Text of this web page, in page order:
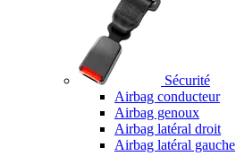
Sécurité
Airbag conducteur
Airbag genoux
Airbag latéral droit
Airbag latéral gauche